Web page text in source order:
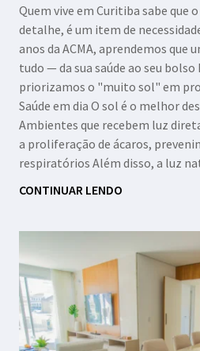
Quem vive em Curitiba sabe que
detalhe, é um item de
anos da ACMA, aprendemos que
tudo — da sua saúde ao seu
priorizamos o "muito sol" em
Saúde em dia O sol é o melhor
Ambientes que recebem luz
a proliferação de ácaros,
respiratórios Além disso, a luz
CONTINUAR LENDO